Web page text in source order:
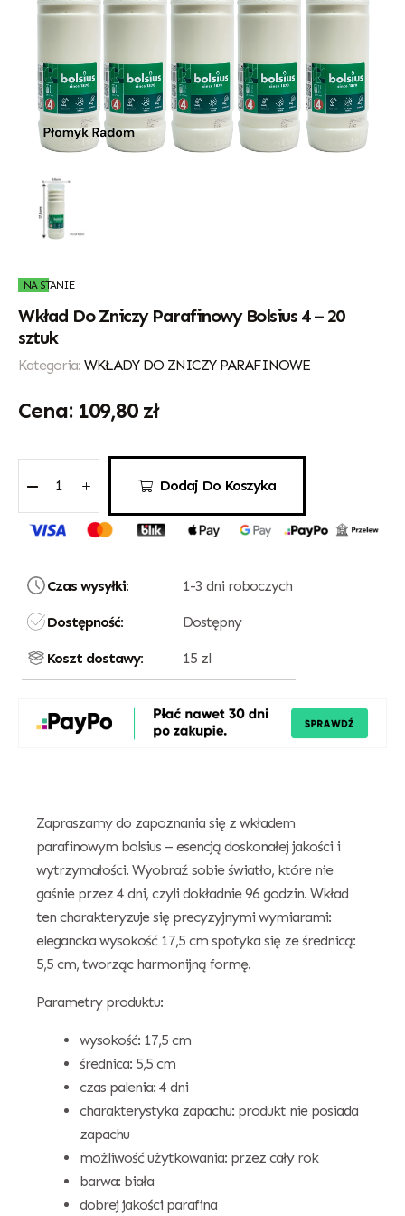
NA STANIE
Wkład Do Zniczy Parafinowy Bolsius 4 – 20
sztuk
Kategoria: WKŁADY DO ZNICZY PARAFINOWE
109,80 zł
Dodaj Do Koszyka
Czas wysyłki: 1-3 dni roboczych
Dostępność: Dostępny
Koszt dostawy: 15 zl
Zapraszamy do zapoznania się z wkładem
parafinowym bolsius – esencją doskonałej jakości i
wytrzymałości. Wyobraź sobie światło, które nie
gaśnie przez 4 dni, czyli dokładnie 96 godzin. Wkład
ten charakteryzuje się precyzyjnymi wymiarami:
elegancka wysokość 17,5 cm spotyka się ze średnicą:
5,5 cm, tworząc harmonijną formę.
Parametry produktu:
wysokość: 17,5 cm
średnica: 5,5 cm
czas palenia: 4 dni
charakterystyka zapachu: produkt nie posiada
zapachu
możliwość użytkowania: przez cały rok
barwa: biała
dobrej jakości parafina